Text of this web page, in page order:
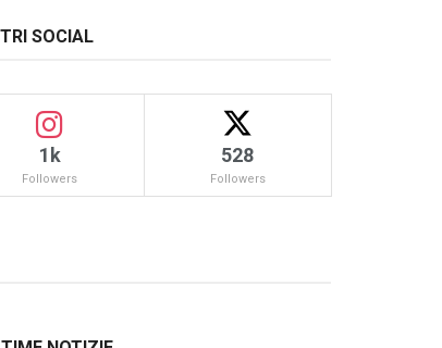
SOCIAL
1k
Followers
528
Followers